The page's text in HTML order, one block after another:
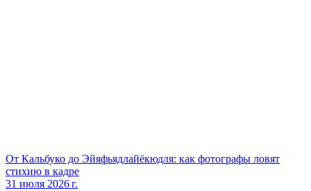
От Кальбуко до Эйяфьядлайёкюдля: как фотографы ловят
стихию в кадре
31 июля 2026 г.